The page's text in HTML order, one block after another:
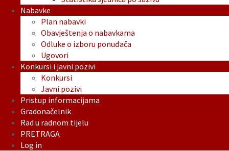
Nabavke
Plan nabavki
Obavještenja o nabavkama
Odluke o izboru ponuđača
Ugovori
Konkursi i javni pozivi
Konkursi
Javni pozivi
Pristup informacijama
Gradonačelnik
Rad u radnom tijelu
PRETRAGA
Log in